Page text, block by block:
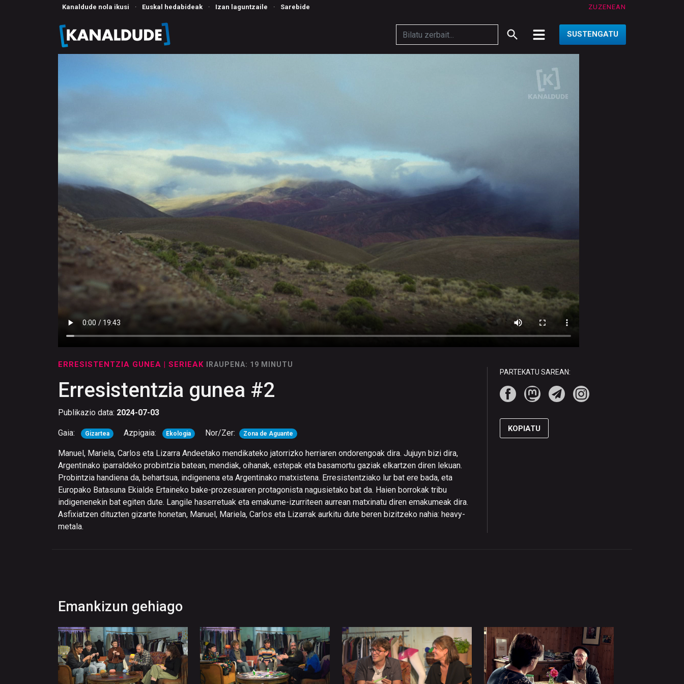
Kanaldude nola ikusi · Euskal hedabideak · Izan laguntzaile · Sarebide ZUZENEAN
SUSTENGATU
ERRESISTENTZIA GUNEA | SERIEAK IRAUPENA: 19 MINUTU
Erresistentzia gunea #2
Publikazio data: 2024-07-03
Gaia: Gizartea Azpigaia: Ekologia Nor/Zer: Zona de Aguante
Manuel, Mariela, Carlos eta Lizarra Andeetako mendikateko jatorrizko herriaren ondorengoak dira. Jujuyn bizi dira,
Argentinako iparraldeko probintzia batean, mendiak, oihanak, estepak eta basamortu gaziak elkartzen diren lekuan.
Probintzia handiena da, behartsua, indigenena eta Argentinako matxistena. Erresistentziako lur bat ere bada, eta
Europako Batasuna Ekialde Ertaineko bake-prozesuaren protagonista nagusietako bat da. Haien borrokak tribu
indigenenekin bat egiten dute. Langile haserretuak eta emakume-izurriteen aurrean matxinatu diren emakumeak dira.
Asfixiatzen dituzten gizarte honetan, Manuel, Mariela, Carlos eta Lizarrak aurkitu dute beren bizitzeko nahia: heavy-
metala.
PARTEKATU SAREAN:
KOPIATU
Emankizun gehiago